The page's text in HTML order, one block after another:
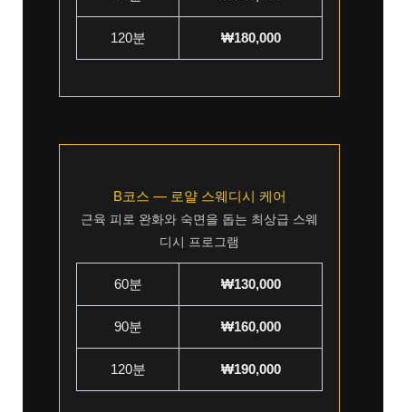
120분 ₩180,000
B코스 — 로얄 스웨디시 케어
근육 피로 완화와 숙면을 돕는 최상급 스웨
디시 프로그램
60분 ₩130,000
90분 ₩160,000
120분 ₩190,000